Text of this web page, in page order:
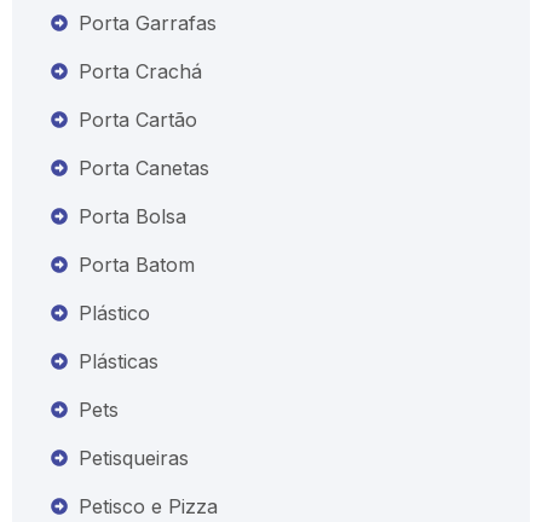
Porta Garrafas
Porta Crachá
Porta Cartão
Porta Canetas
Porta Bolsa
Porta Batom
Plástico
Plásticas
Pets
Petisqueiras
Petisco e Pizza